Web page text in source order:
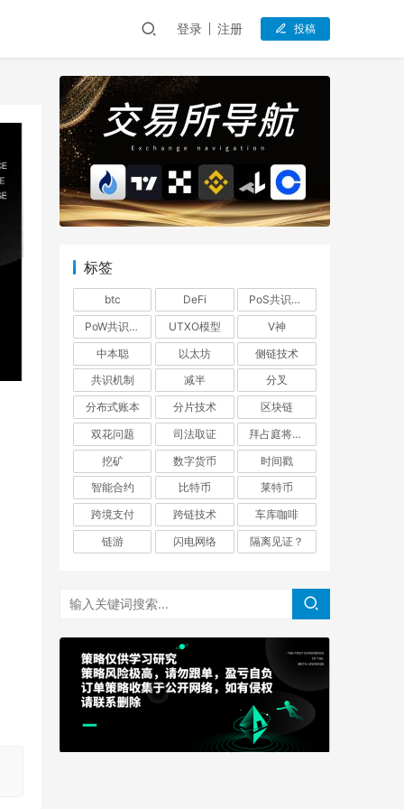
登录 注册 投稿
标签
btc DeFi
PoS共识机制
PoW共识机制
UTXO模型
V神
中本聪
以太坊
侧链技术
共识机制
减半
分叉
分布式账本
分片技术
区块链
双花问题
司法取证
拜占庭将军问题
挖矿
数字货币
时间戳
智能合约
比特币
莱特币
跨境支付
跨链技术
车库咖啡
链游
闪电网络 隔离见证？